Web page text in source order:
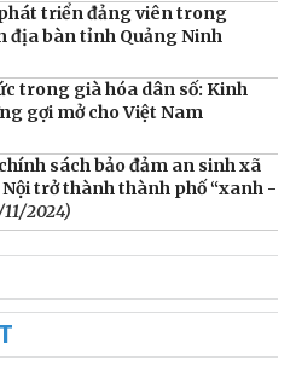
triển đảng viên trong
địa bàn tỉnh Quảng Ninh
trong già hóa dân số: Kinh
gợi mở cho Việt Nam
sách bảo đảm an sinh xã
trở thành thành phố “xanh -
11/2024)